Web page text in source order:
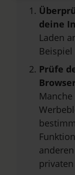
deine
Laden
Prüfe
privaten